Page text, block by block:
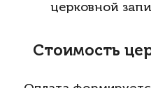
церковной
Стоимость